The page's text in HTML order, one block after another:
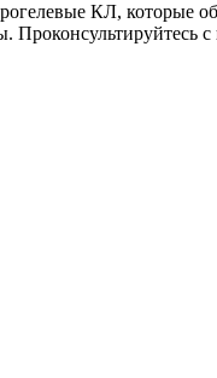
КЛ, которые
Проконсультируйтесь